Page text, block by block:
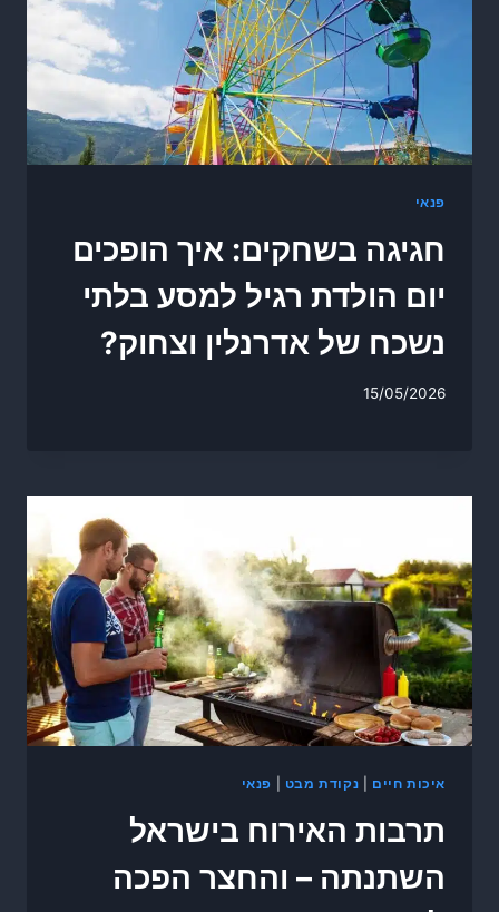
פנאי
חגיגה בשחקים: איך הופכים
יום הולדת רגיל למסע בלתי
נשכח של אדרנלין וצחוק?
15/05/2026
איכות חיים נקודת מבט פנאי
תרבות האירוח בישראל
השתנתה – והחצר הפכה